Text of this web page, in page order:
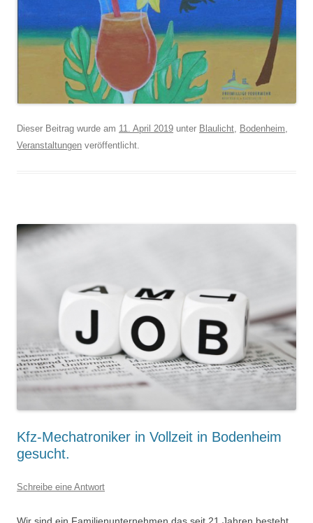
Dieser Beitrag wurde am 11. April 2019 unter Blaulicht Bodenheim
Veranstaltungen veröffentlicht.
Kfz-Mechatroniker in Vollzeit in Bodenheim
gesucht.
Schreibe eine Antwort